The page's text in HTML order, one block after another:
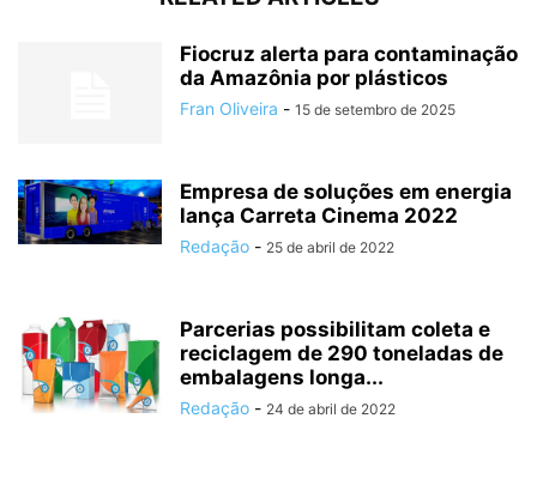
Fiocruz alerta para contaminação
da Amazônia por plásticos
Fran Oliveira - 15 de setembro de 2025
Empresa de soluções em energia
lança Carreta Cinema 2022
Redação - 25 de abril de 2022
Parcerias possibilitam coleta e
reciclagem de 290 toneladas de
embalagens longa...
Redação - 24 de abril de 2022